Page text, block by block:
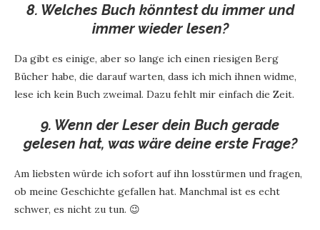
8. Welches Buch könntest du immer und
immer wieder lesen?
Da gibt es einige, aber so lange ich einen riesigen Berg
Bücher habe, die darauf warten, dass ich mich ihnen widme,
lese ich kein Buch zweimal. Dazu fehlt mir einfach die Zeit.
9. Wenn der Leser dein Buch gerade
gelesen hat, was wäre deine erste Frage?
Am liebsten würde ich sofort auf ihn losstürmen und fragen,
ob meine Geschichte gefallen hat. Manchmal ist es echt
schwer, es nicht zu tun. 😉